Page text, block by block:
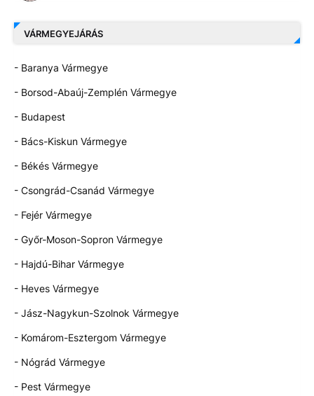
VÁRMEGYEJÁRÁS
- Baranya Vármegye
- Borsod-Abaúj-Zemplén Vármegye
- Budapest
- Bács-Kiskun Vármegye
- Békés Vármegye
- Csongrád-Csanád Vármegye
- Fejér Vármegye
- Győr-Moson-Sopron Vármegye
- Hajdú-Bihar Vármegye
- Heves Vármegye
- Jász-Nagykun-Szolnok Vármegye
- Komárom-Esztergom Vármegye
- Nógrád Vármegye
- Pest Vármegye